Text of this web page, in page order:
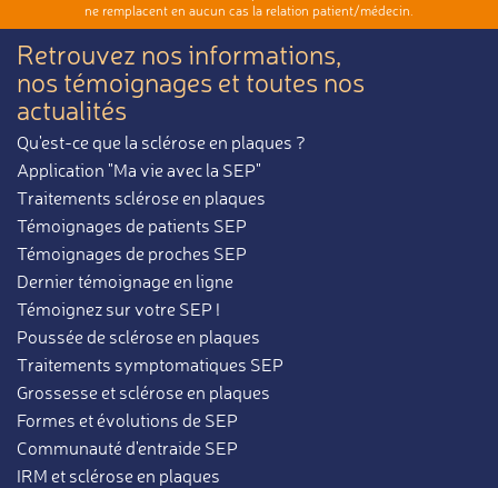
ne remplacent en aucun cas la relation patient/médecin.
Retrouvez nos informations,
nos témoignages et toutes nos
actualités
Qu'est-ce que la sclérose en plaques ?
Application "Ma vie avec la SEP"
Traitements sclérose en plaques
Témoignages de patients SEP
Témoignages de proches SEP
Dernier témoignage en ligne
Témoignez sur votre SEP !
Poussée de sclérose en plaques
Traitements symptomatiques SEP
Grossesse et sclérose en plaques
Formes et évolutions de SEP
Communauté d'entraide SEP
IRM et sclérose en plaques